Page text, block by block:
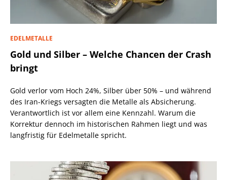
EDELMETALLE
Gold und Silber – Welche Chancen der Crash
bringt
Gold verlor vom Hoch 24%, Silber über 50% – und während
des Iran-Kriegs versagten die Metalle als Absicherung.
Verantwortlich ist vor allem eine Kennzahl. Warum die
Korrektur dennoch im historischen Rahmen liegt und was
langfristig für Edelmetalle spricht.